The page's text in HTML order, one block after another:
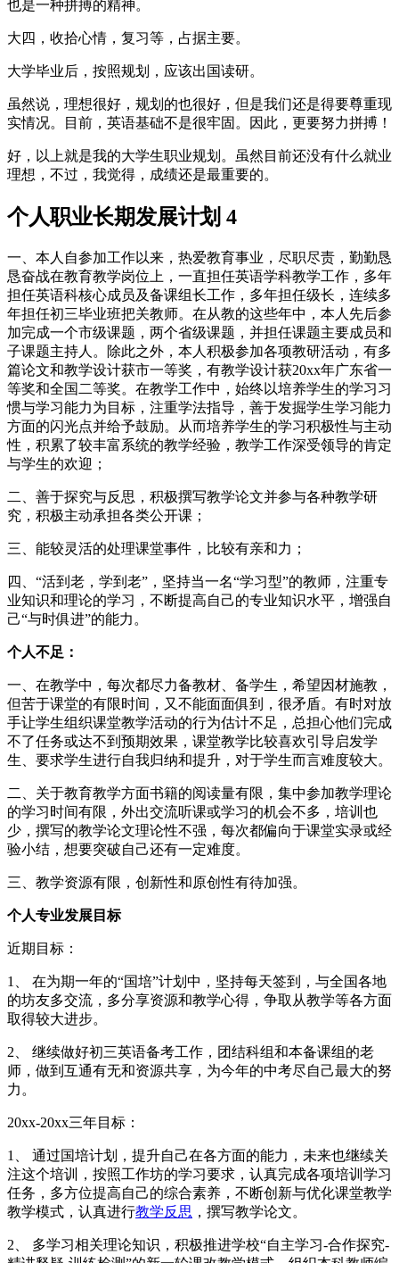
也是一种拼搏的精神。
大四，收拾心情，复习等，占据主要。
大学毕业后，按照规划，应该出国读研。
虽然说，理想很好，规划的也很好，但是我们还是得要尊重现
实情况。目前，英语基础不是很牢固。因此，更要努力拼搏！
好，以上就是我的大学生职业规划。虽然目前还没有什么就业
理想，不过，我觉得，成绩还是最重要的。
个人职业长期发展计划 4
一、本人自参加工作以来，热爱教育事业，尽职尽责，勤勤恳
恳奋战在教育教学岗位上，一直担任英语学科教学工作，多年
担任英语科核心成员及备课组长工作，多年担任级长，连续多
年担任初三毕业班把关教师。在从教的这些年中，本人先后参
加完成一个市级课题，两个省级课题，并担任课题主要成员和
子课题主持人。除此之外，本人积极参加各项教研活动，有多
篇论文和教学设计获市一等奖，有教学设计获20xx年广东省一
等奖和全国二等奖。在教学工作中，始终以培养学生的学习习
惯与学习能力为目标，注重学法指导，善于发掘学生学习能力
方面的闪光点并给予鼓励。从而培养学生的学习积极性与主动
性，积累了较丰富系统的教学经验，教学工作深受领导的肯定
与学生的欢迎；
二、善于探究与反思，积极撰写教学论文并参与各种教学研
究，积极主动承担各类公开课；
三、能较灵活的处理课堂事件，比较有亲和力；
四、“活到老，学到老”，坚持当一名“学习型”的教师，注重专
业知识和理论的学习，不断提高自己的专业知识水平，增强自
己“与时俱进”的能力。
个人不足：
一、在教学中，每次都尽力备教材、备学生，希望因材施教，
但苦于课堂的有限时间，又不能面面俱到，很矛盾。有时对放
手让学生组织课堂教学活动的行为估计不足，总担心他们完成
不了任务或达不到预期效果，课堂教学比较喜欢引导启发学
生、要求学生进行自我归纳和提升，对于学生而言难度较大。
二、关于教育教学方面书籍的阅读量有限，集中参加教学理论
的学习时间有限，外出交流听课或学习的机会不多，培训也
少，撰写的教学论文理论性不强，每次都偏向于课堂实录或经
验小结，想要突破自己还有一定难度。
三、教学资源有限，创新性和原创性有待加强。
个人专业发展目标
近期目标：
1、 在为期一年的“国培”计划中，坚持每天签到，与全国各地
的坊友多交流，多分享资源和教学心得，争取从教学等各方面
取得较大进步。
2、 继续做好初三英语备考工作，团结科组和本备课组的老
师，做到互通有无和资源共享，为今年的中考尽自己最大的努
力。
20xx-20xx三年目标：
1、 通过国培计划，提升自己在各方面的能力，未来也继续关
注这个培训，按照工作坊的学习要求，认真完成各项培训学习
任务，多方位提高自己的综合素养，不断创新与优化课堂教学
教学模式，认真进行教学反思 ，撰写教学论文。
2、 多学习相关理论知识，积极推进学校“自主学习-合作探究-